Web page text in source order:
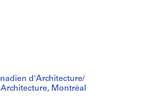
d'Architecture/
Montréal